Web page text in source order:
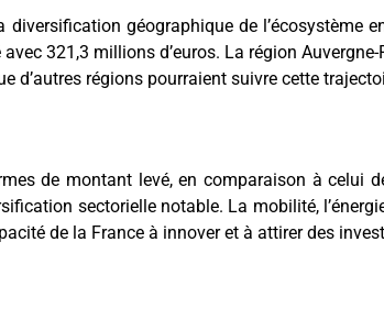
géographique de l’écosystème
321,3 millions d’euros. La région
d’autres régions pourraient suivre cette
de montant levé, en comparaison à celui
sectorielle notable. La mobilité,
de la France à innover et à attirer des